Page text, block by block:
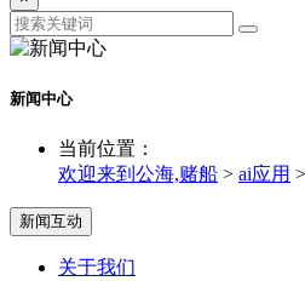
新闻中心
当前位置：
欢迎来到公海,赌船 > ai应用 >
新闻互动
关于我们